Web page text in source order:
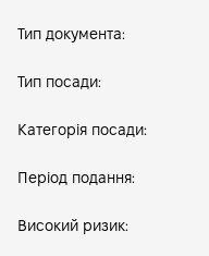
Тип документа:
Тип посади:
Категорія посади:
Період подання:
Високий ризик: